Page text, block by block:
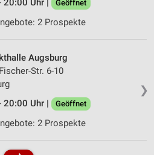
20:00 Uhr |
Geöffnet
2 Prospekte
❯
Augsburg
Str. 6-10
20:00 Uhr |
Geöffnet
2 Prospekte